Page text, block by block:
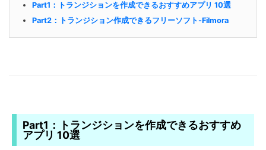
Part1：トランジションを作成できるおすすめアプリ 10選
Part2：トランジション作成できるフリーソフト-Filmora
Part1：トランジションを作成できるおすすめ
アプリ 10選